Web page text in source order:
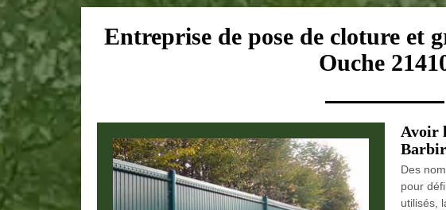
Entreprise de pose de cloture et
Ouche
Avoir
Des
pour
utilisés,